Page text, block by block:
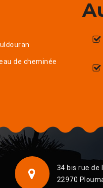
de cheminée
34 bis rue de
22970